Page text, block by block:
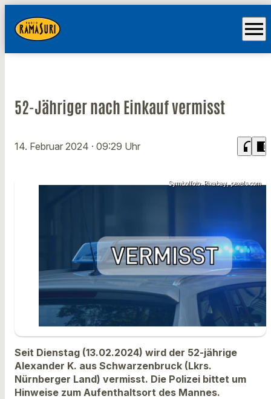
menu
52-Jähriger nach Einkauf vermisst
14. Februar 2024 · 09:29 Uhr headphones chrome_reader_mode
Symbolfoto: Pixabay, pexels.com
Seit Dienstag (13.02.2024) wird der 52-jährige
Alexander K. aus Schwarzenbruck (Lkrs.
Nürnberger Land) vermisst. Die Polizei bittet um
Hinweise zum Aufenthaltsort des Mannes.